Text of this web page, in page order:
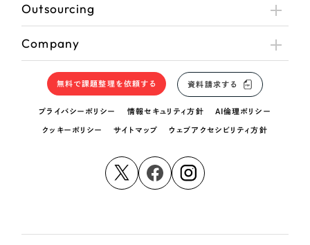
Outsourcing
Company
無料で課題整理を依頼する 資料請求する
プライバシーポリシー 情報セキュリティ方針 AI倫理ポリシー
クッキーポリシー サイトマップ ウェブアクセシビリティ方針